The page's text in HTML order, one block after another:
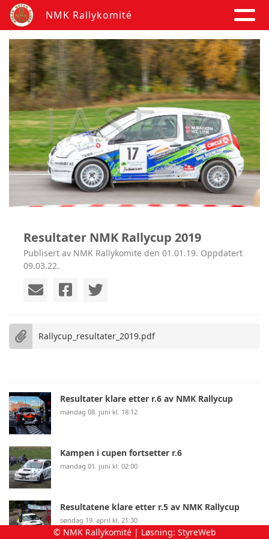
NMK Rallykomité
Resultater NMK Rallycup 2019
Publisert av NMK Rallykomite den 01.01.19. Oppdatert
09.03.22.
Rallycup_resultater_2019.pdf
Resultater klare etter r.6 av NMK Rallycup
mandag 08. juni kl. 18:12
Kampen i cupen fortsetter r.6
mandag 01. juni kl. 02:00
Resultatene klare etter r.5 av NMK Rallycup
søndag 19. april kl. 21:30
© NMK Rallykomité | Løsning: StyreWeb